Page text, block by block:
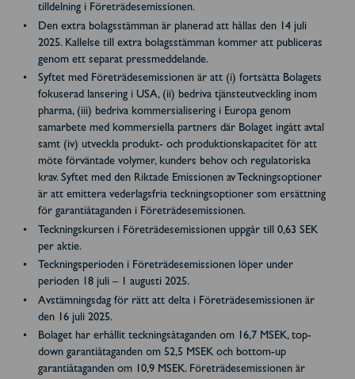
tilldelning i Företrädesemissionen.
Den extra bolagsstämman är planerad att hållas den 14 juli
2025. Kallelse till extra bolagsstämman kommer att publiceras
genom ett separat pressmeddelande.
Syftet med Företrädesemissionen är att (i) fortsätta Bolagets
fokuserad lansering i USA, (ii) bedriva tjänsteutveckling inom
pharma, (iii) bedriva kommersialisering i Europa genom
samarbete med kommersiella partners där Bolaget ingått avtal
samt (iv) utveckla produkt- och produktionskapacitet för att
möte förväntade volymer, kunders behov och regulatoriska
krav. Syftet med den Riktade Emissionen av Teckningsoptioner
är att emittera vederlagsfria teckningsoptioner som ersättning
för garantiåtaganden i Företrädesemissionen.
Teckningskursen i Företrädesemissionen uppgår till 0,63 SEK
per aktie.
Teckningsperioden i Företrädesemissionen löper under
perioden 18 juli – 1 augusti 2025.
Avstämningsdag för rätt att delta i Företrädesemissionen är
den 16 juli 2025.
Bolaget har erhållit teckningsåtaganden om 16,7 MSEK, top-
down garantiåtaganden om 52,5 MSEK och bottom-up
garantiåtaganden om 10,9 MSEK. Företrädesemissionen är